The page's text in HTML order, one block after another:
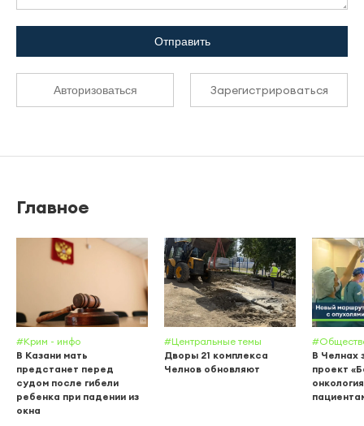
Отправить
Авторизоваться Зарегистрироваться
Главное
#Крим - инфо
В Казани мать
предстанет перед
судом после гибели
ребенка при падении из
окна
#Центральные темы
Дворы 21 комплекса
Челнов обновляют
В Челнах
проект